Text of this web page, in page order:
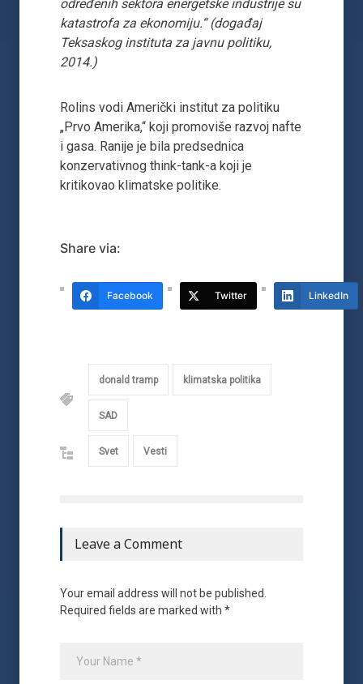
određenih sektora energetske industrije su
katastrofa za ekonomiju.“ (događaj
Teksaskog instituta za javnu politiku,
2014.)
Rolins vodi Američki institut za politiku
„Prvo Amerika,“ koji promoviše razvoj nafte
i gasa. Ranije je bila predsednica
konzervativnog think-tank-a koji je
kritikovao klimatske politike.
Share via:
Facebook Twitter LinkedIn
donald tramp klimatska politika
SAD
Svet Vesti
Leave a Comment
Your email address will not be published.
Required fields are marked with *